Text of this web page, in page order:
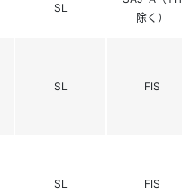
SL
除く）
SL FIS
SL FIS